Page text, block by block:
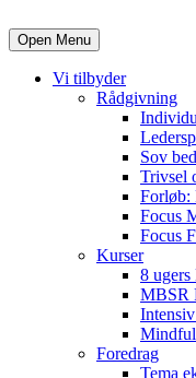
Open Menu
Vi tilbyder
Rådgivning
Sov
Trivsel
Forløb:
Focus
Focus
Kurser
8
MBSR
Mindful
Foredrag
Tema